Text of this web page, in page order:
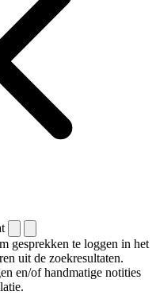
gesprekken te loggen in het
uit de zoekresultaten.
en/of handmatige notities